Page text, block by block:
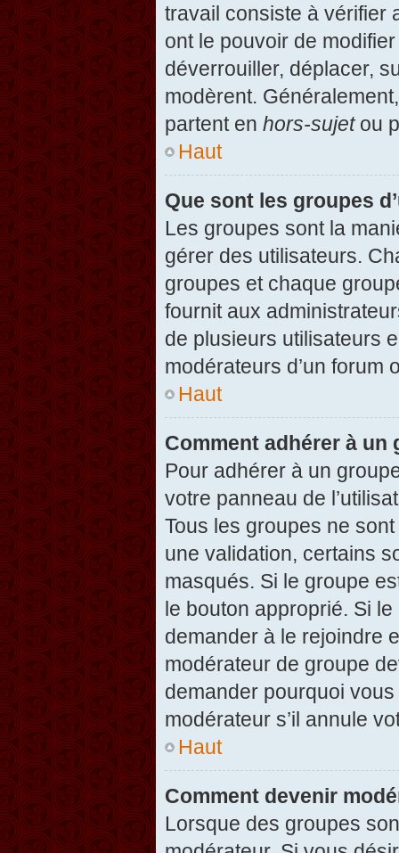
travail consiste à vérifier
ont le pouvoir de
déverrouiller, déplacer,
modèrent.
partent en hors-sujetou
Haut
Que sont les groupes
Les groupes sont la
gérer des utilisateurs.
groupes et chaque
fournit aux
de plusieurs utilisateurs
modérateurs d’un forum
Haut
Comment adhérer à un
Pour adhérer à un
votre panneau de
Tous les groupes ne
une validation, certains
masqués. Si le groupe
le bouton approprié. Si
demander à le rejoindre
modérateur de groupe
demander pourquoi
modérateur s’il annule
Haut
Comment devenir
Lorsque des groupes